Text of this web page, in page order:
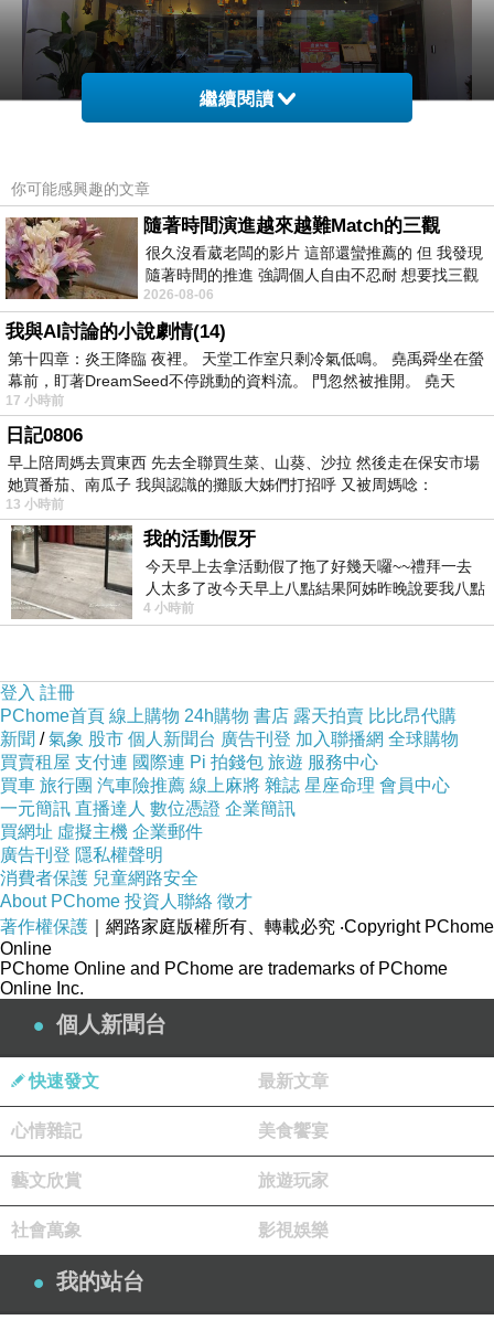
這間和大提琴家同名的印度餐廳，據說原本是在
基隆路上的小攤，如今拓展成三間店面
我們今天吃的是位於民生東路上的二店
繼續閱讀
你可能感興趣的文章
隨著時間演進越來越難Match的三觀
很久沒看葳老闆的影片 這部還蠻推薦的 但 我發現
隨著時間的推進 強調個人自由不忍耐 想要找三觀
接近的不要說對象 連朋友都超
2026-08-06
我與AI討論的小說劇情(14)
第十四章：炎王降臨 夜裡。 天堂工作室只剩冷氣低鳴。 堯禹舜坐在螢
幕前，盯著DreamSeed不停跳動的資料流。 門忽然被推開。 堯天
17 小時前
日記0806
早上陪周媽去買東西 先去全聯買生菜、山葵、沙拉 然後走在保安市場
她買番茄、南瓜子 我與認識的攤販大姊們打招呼 又被周媽唸：
13 小時前
我的活動假牙
今天早上去拿活動假了拖了好幾天囉~~禮拜一去
人太多了改今天早上八點結果阿姊昨晚說要我八點
去西螺農會~回到莿桐都8點半多了
4 小時前
登入 註冊
PChome首頁 線上購物 24h購物 書店 露天拍賣 比比昂代購
新聞 /氣象 股市 個人新聞台 廣告刊登 加入聯播網 全球購物
買賣租屋 支付連 國際連 Pi 拍錢包 旅遊 服務中心
買車 旅行團 汽車險推薦 線上麻將 雜誌 星座命理 會員中心
一元簡訊 直播達人 數位憑證 企業簡訊
買網址 虛擬主機 企業郵件
廣告刊登 隱私權聲明
消費者保護 兒童網路安全
About PChome 投資人聯絡 徵才
著作權保護 ｜網路家庭版權所有、轉載必究 ‧Copyright PChome
Online
PChome Online and PChome are trademarks of PChome
Online Inc.
個人新聞台
快速發文 最新文章
心情雜記 美食饗宴
藝文欣賞 旅遊玩家
社會萬象 影視娛樂
我的站台